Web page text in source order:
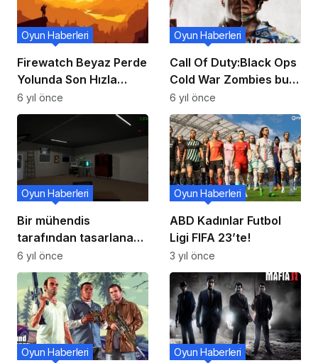
Firewatch Beyaz Perde
Yolunda Son Hızla
İlerliyor!
Oyun Haberleri
6 yıl önce
Call Of Duty:Black Ops
Cold War Zombies bu
hafta tanıtılacak!
Oyun Haberleri
6 yıl önce
Bir mühendis
tarafından tasarlanan
Villa’s Blinds yakında
Steam’de!
Oyun Haberleri
6 yıl önce
ABD Kadınlar Futbol
Ligi FIFA 23’te!
Oyun Haberleri
3 yıl önce
Oyun Haberleri Oyun Haberleri